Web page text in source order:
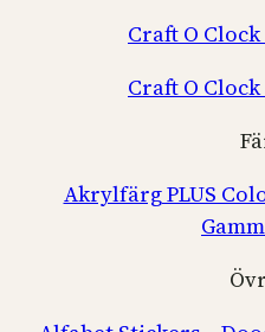
Craft O
Craft O Clock
Akrylfärg PLUS